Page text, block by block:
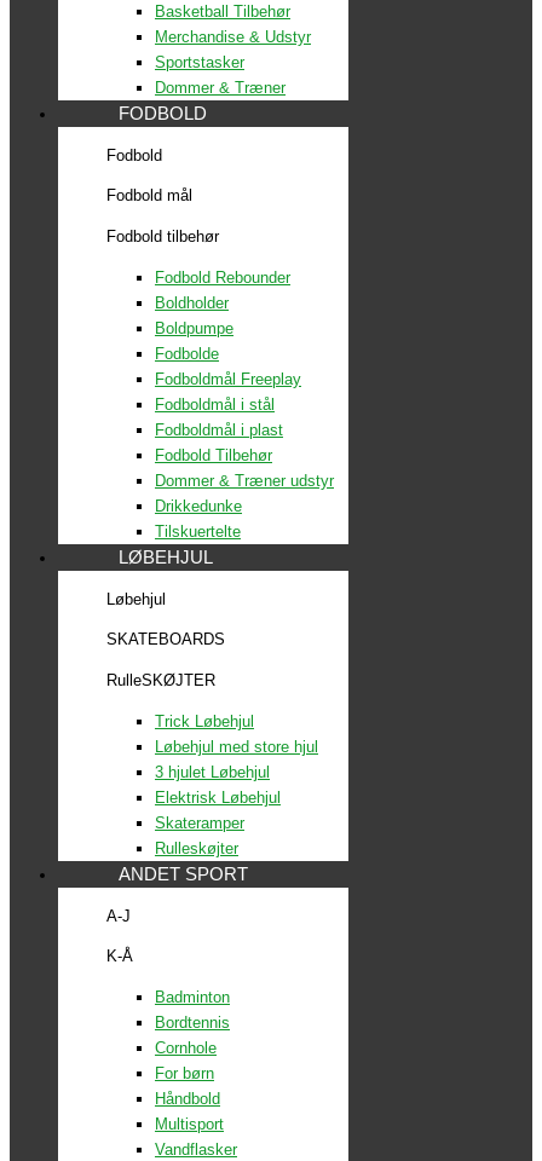
Basketball Tilbehør
Merchandise & Udstyr
Sportstasker
Dommer & Træner
FODBOLD
Fodbold
Fodbold mål
Fodbold tilbehør
Fodbold Rebounder
Boldholder
Boldpumpe
Fodbolde
Fodboldmål Freeplay
Fodboldmål i stål
Fodboldmål i plast
Fodbold Tilbehør
Dommer & Træner udstyr
Drikkedunke
Tilskuertelte
LØBEHJUL
Løbehjul
SKATEBOARDS
RulleSKØJTER
Trick Løbehjul
Løbehjul med store hjul
3 hjulet Løbehjul
Elektrisk Løbehjul
Skateramper
Rulleskøjter
ANDET SPORT
A-J
K-Å
Badminton
Bordtennis
Cornhole
For børn
Håndbold
Multisport
Vandflasker